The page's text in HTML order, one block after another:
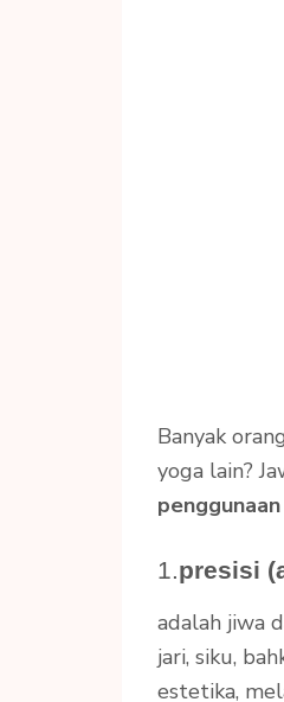
Banyak
yoga lain?
1.presisi
adalah jiwa
jari, siku,
estetika,